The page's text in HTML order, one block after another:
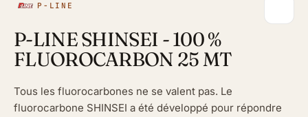
P-LINE
P-LINE SHINSEI - 100 %
FLUOROCARBON 25 MT
Tous les fluorocarbones ne se valent pas. Le
fluorocarbone SHINSEI a été développé pour répondre